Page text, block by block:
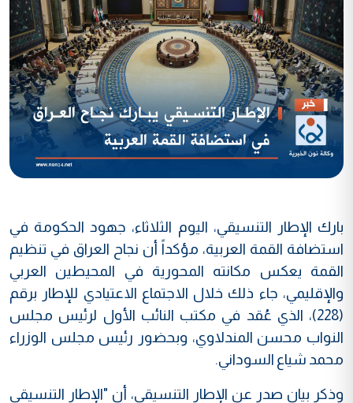
بارك الإطار التنسيقي، اليوم الثلاثاء، جهود الحكومة في
استضافة القمة العربية، مؤكداً أن نجاح العراق في تنظيم
القمة يعكس مكانته المحورية في المحيطين العربي
والإقليمي، جاء ذلك خلال الاجتماع الاعتيادي للإطار برقم
(228)، الذي عُقد في مكتب النائب الأول لرئيس مجلس
النواب محسن المندلاوي، وبحضور رئيس مجلس الوزراء
محمد شياع السوداني.
وذكر بيان صدر عن الإطار التنسيقي، أن "الإطار التنسيقي